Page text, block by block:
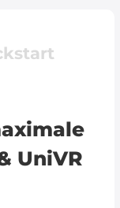
UniVR